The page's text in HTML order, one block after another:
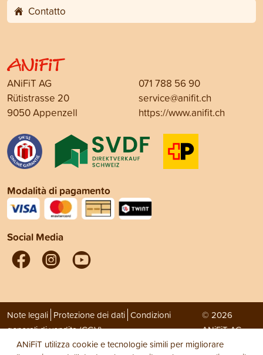
Contatto
ANiFiT AG
Rütistrasse 20
9050 Appenzell
071 788 56 90
service@anifit.ch
https://www.anifit.ch
Modalità di pagamento
Social Media
Note legali Protezione dei dati Condizioni
generali di vendita (CGV)
© 2026
ANiFiT AG
ANiFiT utilizza cookie e tecnologie simili per migliorare